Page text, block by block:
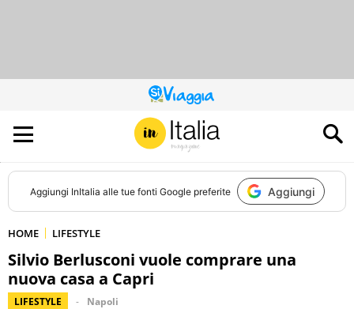
QUESTO
SITO
CONTRIBUISCE
ALL’AUDIENCE
DI
Aggiungi InItalia alle tue fonti Google preferite Aggiungi
HOME LIFESTYLE
Silvio Berlusconi vuole comprare una
nuova casa a Capri
LIFESTYLE Napoli